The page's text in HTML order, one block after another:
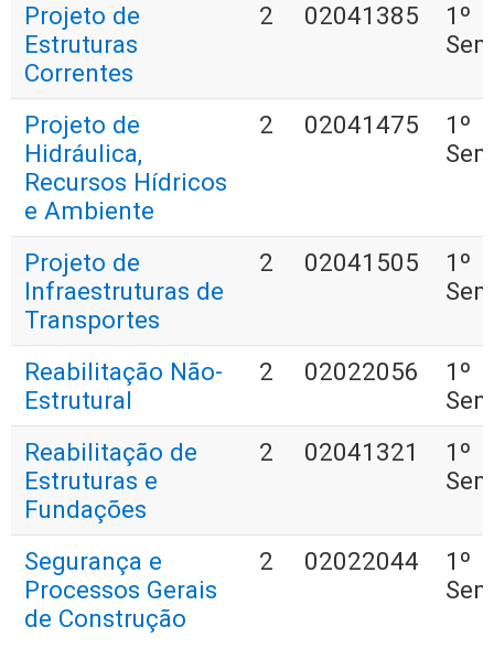
Projeto de
Estruturas
Correntes
2 02041385
1º
Projeto de
Hidráulica,
Recursos Hídricos
e Ambiente
2 02041475
1º
Projeto de
Infraestruturas de
Transportes
2 02041505
1º
Reabilitação Não-
Estrutural
2 02022056
1º
Reabilitação de
Estruturas e
Fundações
2 02041321
1º
Segurança e
Processos Gerais
de Construção
2 02022044
1º